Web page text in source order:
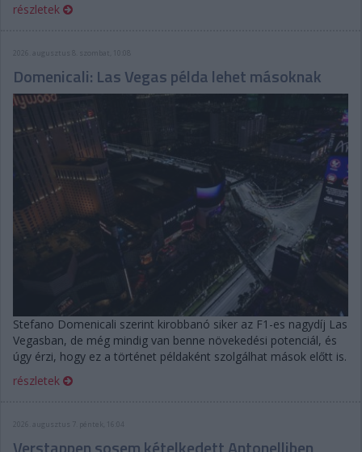
részletek
2026. augusztus 8. szombat, 10:08
Domenicali: Las Vegas példa lehet másoknak
Stefano Domenicali szerint kirobbanó siker az F1-es nagydíj Las
Vegasban, de még mindig van benne növekedési potenciál, és
úgy érzi, hogy ez a történet példaként szolgálhat mások előtt is.
részletek
2026. augusztus 7. péntek, 16:04